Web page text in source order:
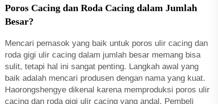
Poros Cacing dan Roda Cacing dalam Jumlah
Besar?
Mencari pemasok yang baik untuk poros ulir cacing dan
roda gigi ulir cacing dalam jumlah besar memang bisa
sulit, tetapi hal ini sangat penting. Langkah awal yang
baik adalah mencari produsen dengan nama yang kuat.
Haorongshengye dikenal karena memproduksi poros ulir
cacing dan roda gigi ulir cacing yang andal. Pembeli